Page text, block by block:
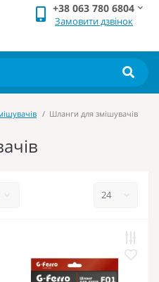
+38 063 780 6804
Замовити дзвінок
Шланги для змішувачів